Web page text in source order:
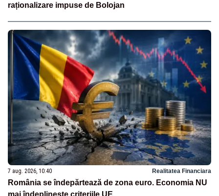
raționalizare impuse de Bolojan
7 aug. 2026, 10:40 Realitatea Financiara
România se îndepărtează de zona euro. Economia NU
mai îndeplinește criteriile UE